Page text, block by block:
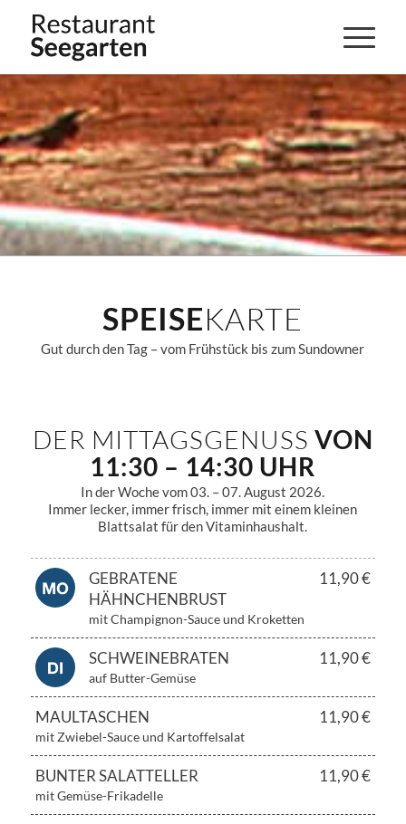
SPEISEKARTE
Gut durch den Tag – vom Frühstück bis zum Sundowner
DER MITTAGSGENUSS VON
11:30 – 14:30 UHR
In der Woche vom 03. – 07. August 2026.
Immer lecker, immer frisch, immer mit einem kleinen
Blattsalat für den Vitaminhaushalt.
GEBRATENE
HÄHNCHENBRUST
11,90 €
mit Champignon-Sauce und Kroketten
SCHWEINEBRATEN 11,90 €
auf Butter-Gemüse
MAULTASCHEN 11,90 €
mit Zwiebel-Sauce und Kartoffelsalat
BUNTER SALATTELLER 11,90 €
mit Gemüse-Frikadelle